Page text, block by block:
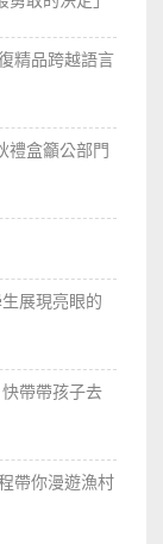
精品跨越語言
盒籲公部門
展現亮眼的
帶帶孩子去
帶你漫遊漁村